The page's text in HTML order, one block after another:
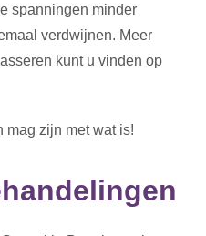
spanningen minder
verdwijnen. Meer
kunt u vinden op
mag zijn met wat is!